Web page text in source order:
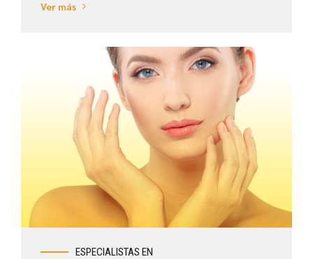
Ver más
Ver más
ESPECIALISTAS EN